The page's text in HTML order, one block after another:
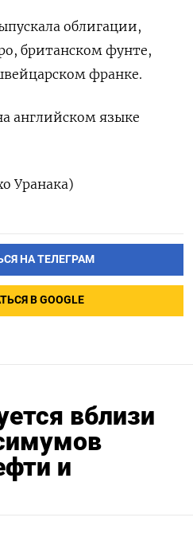
облигации,
британском фунте,
франке.
английском языке
Уранака)
НА ТЕЛЕГРАМ
В GOOGLE
вблизи
и